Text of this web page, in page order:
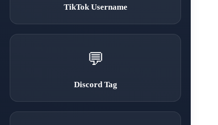
TikTok Username
💬
Discord Tag